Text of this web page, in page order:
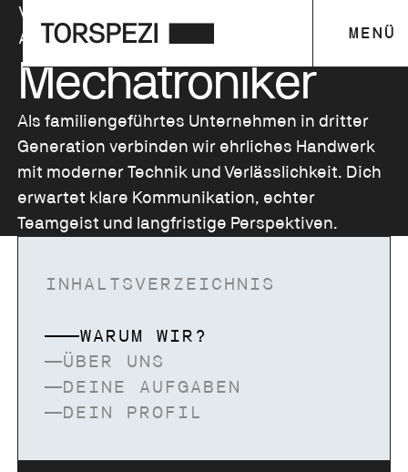
MENÜ
VOLLZEIT
AB SOFORT|7 - 16 ARBEITSZEIT
Mechatroniker
Als familiengeführtes Unternehmen in dritter
Generation verbinden wir ehrliches Handwerk
mit moderner Technik und Verlässlichkeit. Dich
erwartet klare Kommunikation, echter
Teamgeist und langfristige Perspektiven.
INHALTSVERZEICHNIS
WARUM WIR?
ÜBER UNS
DEINE AUFGABEN
DEIN PROFIL